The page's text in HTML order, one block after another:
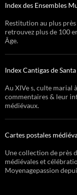
Index des Ensembles
Restitution au plus
retrouvez plus de 100
Âge.
Index Cantigas de
Au XIVe s, culte marial
commentaires & leur
médiévaux.
Cartes postales
Une collection de près
médiévales et
Moyenagepassion